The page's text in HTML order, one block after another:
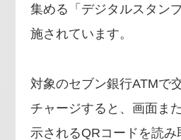
集める「デジタルスタン
施されています。
対象のセブン銀行ATMで
チャージすると、画面ま
示されるQRコードを読